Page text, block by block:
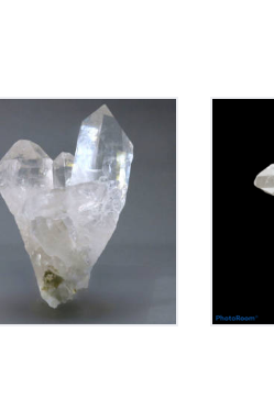
Cristal De Roche
145€